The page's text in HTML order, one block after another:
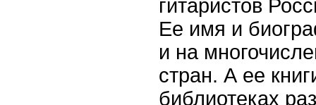
гитаристов
Ее имя и
и на
стран. А ее
библиотеках